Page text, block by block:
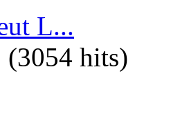
L...
(3054 hits)